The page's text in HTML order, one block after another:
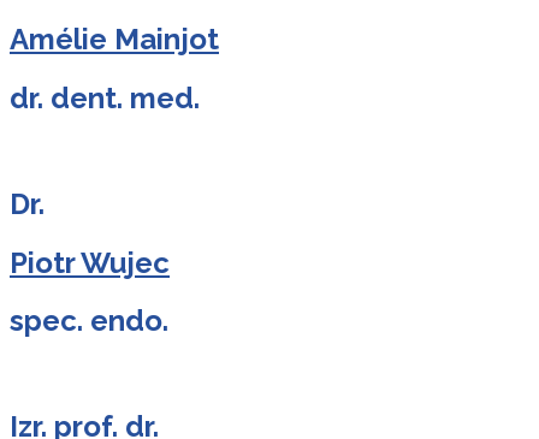
Amélie Mainjot
dr. dent. med.
Dr.
Piotr Wujec
spec. endo.
Izr. prof. dr.